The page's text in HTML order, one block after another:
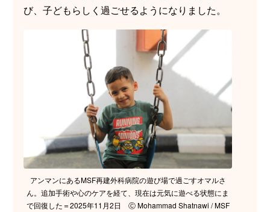
び、子どもらしく過ごせるようになりました。
アンマンにあるMSF再建外科病院の遊び場で過ごすオマルさ
ん。追加手術や心のケアを経て、現在は元気に遊べる状態にま
で回復した＝2025年11月2日 Ⓒ Mohammad Shatnawi / MSF